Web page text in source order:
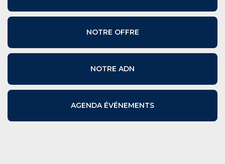
NOTRE OFFRE
NOTRE ADN
AGENDA ÉVÉNEMENTS